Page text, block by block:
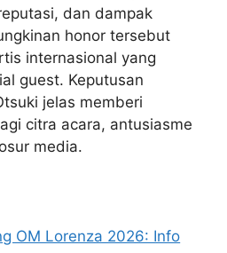
dan dampak
honor tersebut
internasional yang
guest. Keputusan
jelas memberi
citra acara, antusiasme
media.
OM Lorenza 2026: Info